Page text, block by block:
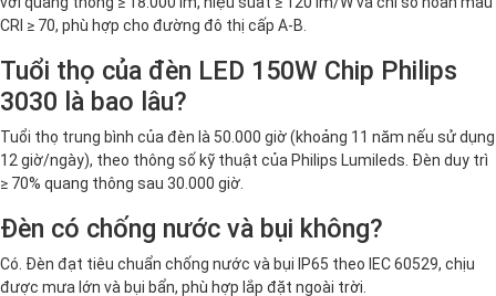
CRI ≥ 70, phù hợp cho đường đô thị cấp A-B.
Tuổi thọ của đèn LED 150W Chip Philips
3030 là bao lâu?
Tuổi thọ trung bình của đèn là 50.000 giờ (khoảng 11 năm nếu sử dụng
12 giờ/ngày), theo thông số kỹ thuật của Philips Lumileds. Đèn duy trì
≥ 70% quang thông sau 30.000 giờ.
Đèn có chống nước và bụi không?
Có. Đèn đạt tiêu chuẩn chống nước và bụi IP65 theo IEC 60529, chịu
được mưa lớn và bụi bẩn, phù hợp lắp đặt ngoài trời.